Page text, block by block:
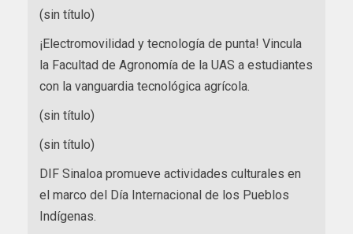
(sin título)
¡Electromovilidad y tecnología de punta! Vincula
la Facultad de Agronomía de la UAS a estudiantes
con la vanguardia tecnológica agrícola.
(sin título)
(sin título)
DIF Sinaloa promueve actividades culturales en
el marco del Día Internacional de los Pueblos
Indígenas.